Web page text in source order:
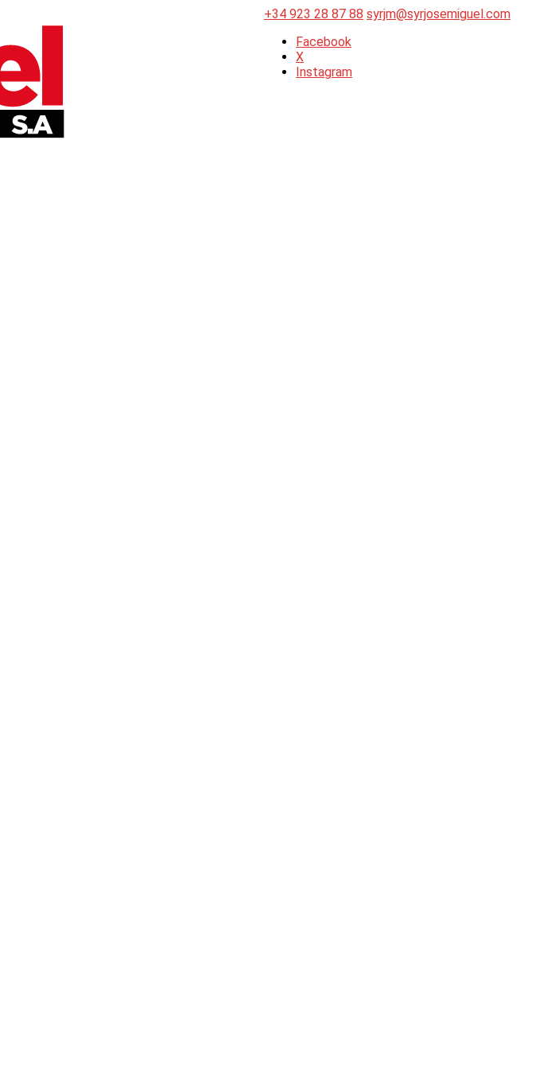
+34 923 28 87 88 syrjm@syrjosemiguel.com
Facebook
X
Instagram